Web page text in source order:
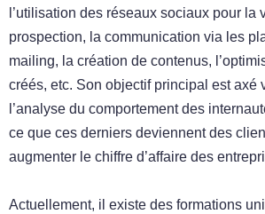
l’utilisation des réseaux sociaux pour la
prospection, la communication via les
mailing, la création de contenus,
créés, etc. Son objectif principal est axé
l’analyse du comportement des
ce que ces derniers deviennent des
augmenter le chiffre d’affaire des
Actuellement, il existe des formations